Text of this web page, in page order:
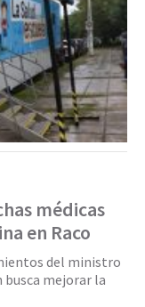
médicas
en Raco
del ministro
busca mejorar la